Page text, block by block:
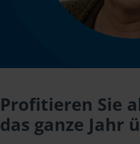
Profitieren Sie
das ganze Jahr